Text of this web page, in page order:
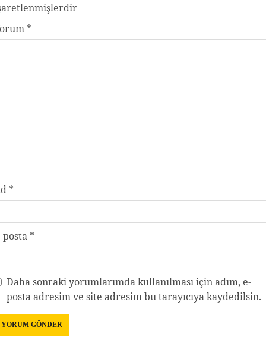
*
*
posta *
Daha sonraki yorumlarımda kullanılması için adım, e-
posta adresim ve site adresim bu tarayıcıya kaydedilsin.